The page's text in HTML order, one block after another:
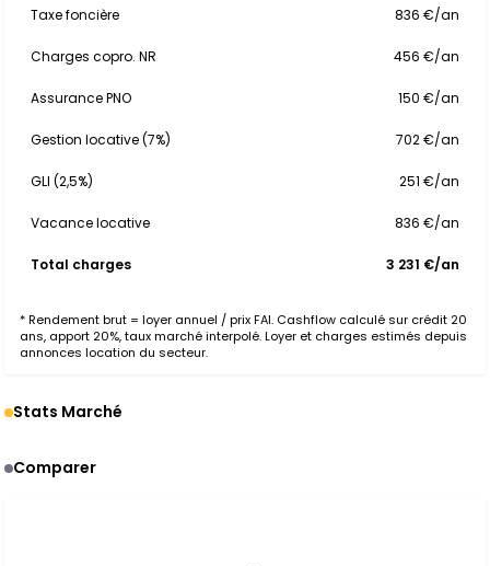
Taxe foncière 836 €/an
Charges copro. NR 456 €/an
Assurance PNO 150 €/an
Gestion locative (7%) 702 €/an
GLI (2,5%) 251 €/an
Vacance locative 836 €/an
Total charges 3 231 €/an
* Rendement brut = loyer annuel / prix FAI. Cashflow calculé sur crédit 20
ans, apport 20%, taux marché interpolé. Loyer et charges estimés depuis
annonces location du secteur.
Stats Marché
Comparer